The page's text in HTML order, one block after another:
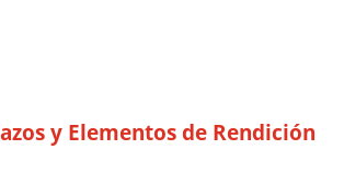
y Elementos de Rendición